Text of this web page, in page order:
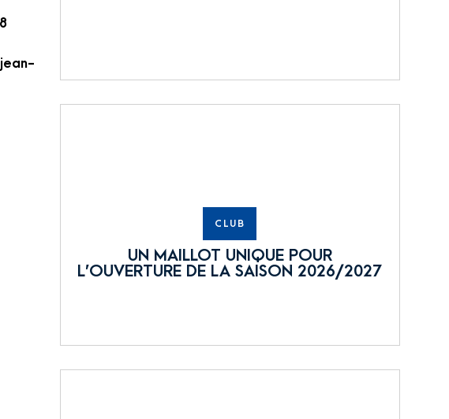
CLUB
UN MAILLOT UNIQUE POUR
L’OUVERTURE DE LA SAISON 2026/2027